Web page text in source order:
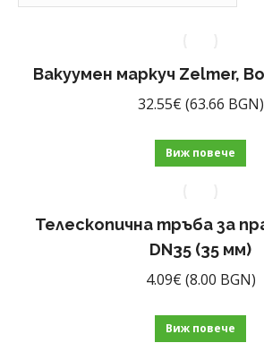
Вакуумен маркуч Zelmer,
32.55€ (63.66 BGN)
Виж повече
Телескопична тръба за
DN35 (35 мм)
4.09€ (8.00 BGN)
Виж повече